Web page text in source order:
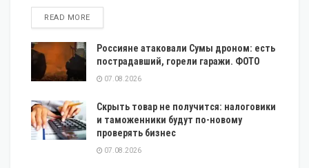
READ MOREDETAILS
Россияне атаковали Сумы дроном: есть
пострадавший, горели гаражи. ФОТО
07.08.2026
Скрыть товар не получится: налоговики
и таможенники будут по-новому
проверять бизнес
07.08.2026